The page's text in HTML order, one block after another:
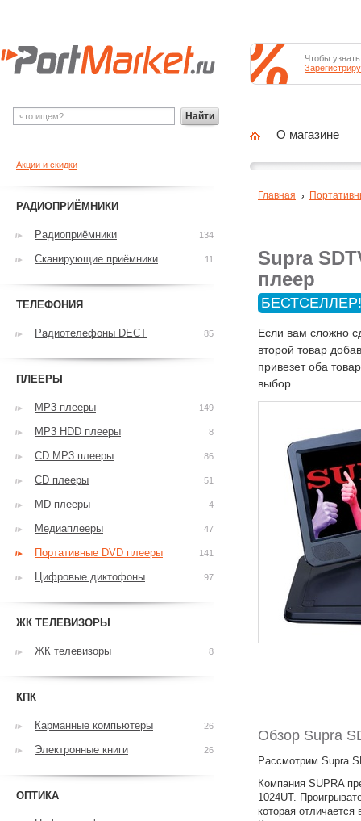
Supra
плеер
БЕСТСЕЛЛЕР!
Если вам сложно
второй товар
привезет оба
выбор.
Обзор Supra
Рассмотрим Supra
Компания SUPRA
1024UT.
которая
Главная
Акции и скидки
РАДИОПРИЁМНИКИ
Радиоприёмники 134
Сканирующие приёмники 11
ТЕЛЕФОНИЯ
Радиотелефоны DECT 85
ПЛЕЕРЫ
MP3 плееры 149
MP3 HDD плееры 8
CD MP3 плееры 86
CD плееры 51
MD плееры 4
Медиаплееры 47
Портативные DVD плееры 141
Цифровые диктофоны 97
ЖК ТЕЛЕВИЗОРЫ
ЖК телевизоры 8
КПК
Карманные компьютеры 26
Электронные книги 26
ОПТИКА
Найти
Чтобы
О магазине